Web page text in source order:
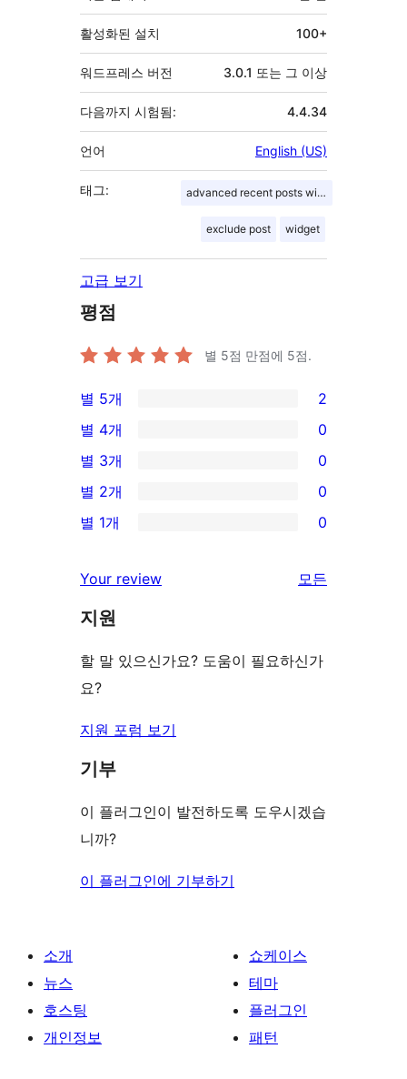
활성화된 설치 100+
워드프레스 버전 3.0.1 또는 그 이상
다음까지 시험됨: 4.4.34
언어 English (US)
태그: advanced recent posts widget
exclude post widget
고급 보기
평점
별 5점 만점에 5점.
2/5-
별
점
후
기
별 5개 2
0/4-
별
점
후
별 4개 0
0/3-
별
점
기
별 3개 0
0/2-
별
후
기
별 2개 0
0/1-
점
후
별 1개 0
Your review 모든
지원
할 말 있으신가요? 도움이 필요하신가
요?
지원 포럼 보기
기부
이 플러그인이 발전하도록 도우시겠습
니까?
이 플러그인에 기부하기
소개
뉴스
호스팅
개인정보
쇼케이스
테마
플러그인
패턴